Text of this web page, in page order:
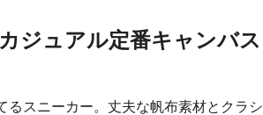
ジュアル定番キャンバス
るスニーカー。丈夫な帆布素材とクラシ